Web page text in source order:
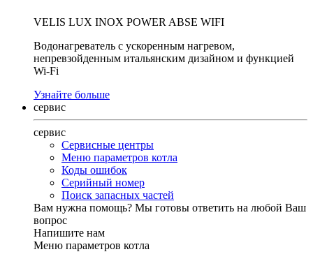
VELIS LUX INOX POWER ABSE WIFI
Водонагреватель с ускоренным нагревом,
непревзойденным итальянским дизайном и функцией
Wi-Fi
Узнайте больше
сервис
сервис
Сервисные центры
Меню параметров котла
Коды ошибок
Серийный номер
Поиск запасных частей
Вам нужна помощь? Мы готовы ответить на любой Ваш
вопрос
Напишите нам
Меню параметров котла